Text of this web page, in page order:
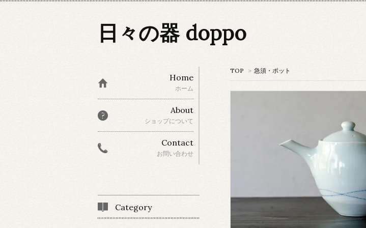
日々の器 doppo
TOP > 急須・ポット
Home
ホーム
About
ショップについて
Contact
お問い合わせ
Category